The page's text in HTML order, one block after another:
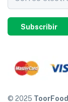
Subscribir
© 2025 ToorFood